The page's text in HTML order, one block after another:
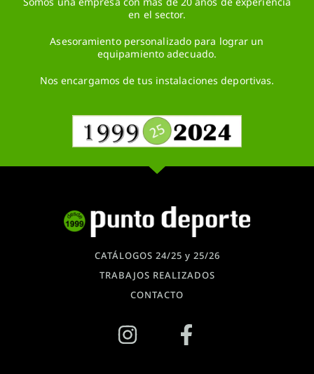
en el sector.
Asesoramiento personalizado para lograr un
equipamiento adecuado.
Nos encargamos de tus instalaciones deportivas.
CATÁLOGOS 24/25 y 25/26
TRABAJOS REALIZADOS
CONTACTO